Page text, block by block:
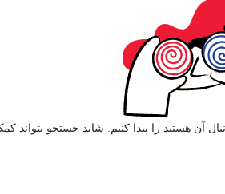
آن هستید را پیدا کنیم. شاید جستجو بتواند